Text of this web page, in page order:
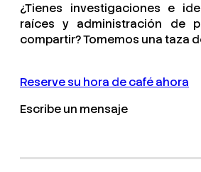
¿Tienes investigaciones e
raíces y administración de
compartir? Tomemos una taza
Reserve su hora de café ahora
Escribe un mensaje